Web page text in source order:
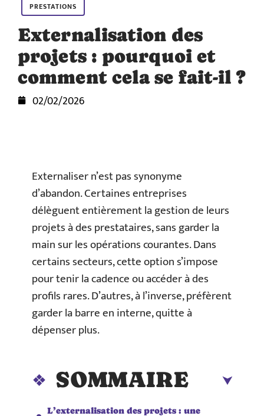
PRESTATIONS
Externalisation des
projets : pourquoi et
comment cela se fait-il ?
02/02/2026
Externaliser n’est pas synonyme
d’abandon. Certaines entreprises
délèguent entièrement la gestion de leurs
projets à des prestataires, sans garder la
main sur les opérations courantes. Dans
certains secteurs, cette option s’impose
pour tenir la cadence ou accéder à des
profils rares. D’autres, à l’inverse, préfèrent
garder la barre en interne, quitte à
dépenser plus.
SOMMAIRE
L’externalisation des projets : une